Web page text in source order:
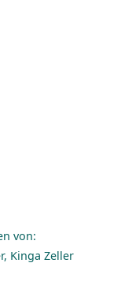
von:
Kinga Zeller